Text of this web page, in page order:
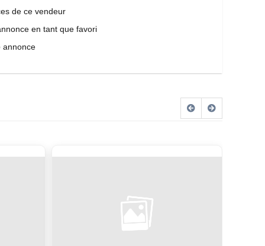
de ce vendeur
en tant que favori
annonce